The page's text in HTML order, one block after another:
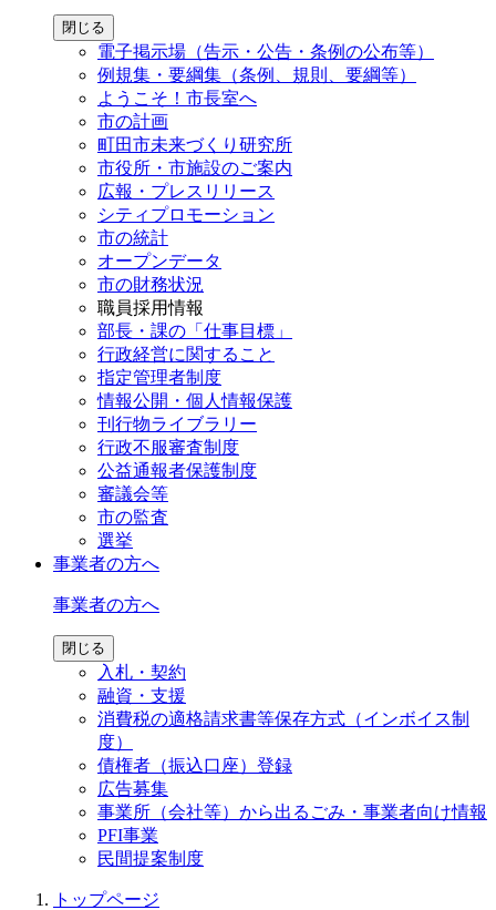
閉じる
電子掲示場（告示・公告・条例の公布等）
例規集・要綱集（条例、規則、要綱等）
ようこそ！市長室へ
市の計画
町田市未来づくり研究所
市役所・市施設のご案内
広報・プレスリリース
シティプロモーション
市の統計
オープンデータ
市の財務状況
職員採用情報
部長・課の「仕事目標」
行政経営に関すること
指定管理者制度
情報公開・個人情報保護
刊行物ライブラリー
行政不服審査制度
公益通報者保護制度
審議会等
市の監査
選挙
事業者の方へ
事業者の方へ
閉じる
入札・契約
融資・支援
消費税の適格請求書等保存方式（インボイス制
度）
債権者（振込口座）登録
広告募集
事業所（会社等）から出るごみ・事業者向け情報
PFI事業
民間提案制度
トップページ